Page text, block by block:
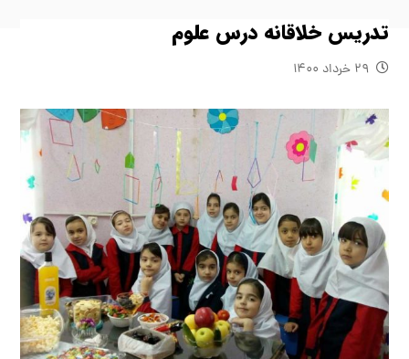
تدريس خلاقانه درس علوم
۲۹ خرداد ۱۴۰۰